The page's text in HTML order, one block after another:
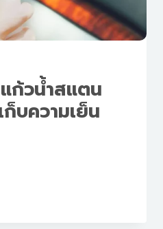
ก้วน้ำสแตน
บความเย็น